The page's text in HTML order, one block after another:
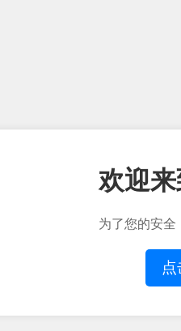
欢迎
为了您的安全